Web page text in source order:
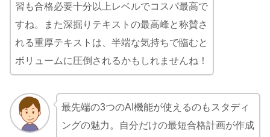
習も合格必要十分以上レベルでコスパ最高で
すね。また深掘りテキストの最高峰と称賛さ
れる重厚テキストは、半端な気持ちで臨むと
ボリュームに圧倒されるかもしれませんね！
最先端の3つのAI機能が使えるのもスタディ
ングの魅力。自分だけの最短合格計画が作成